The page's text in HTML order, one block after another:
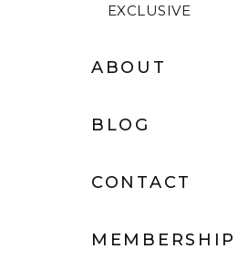
EXCLUSIVE
ABOUT
BLOG
CONTACT
MEMBERSHIP